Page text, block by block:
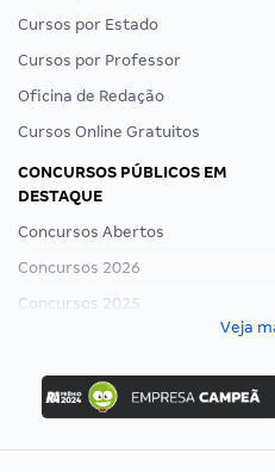
Cursos por Estado
Cursos por Professor
Oficina de Redação
Cursos Online Gratuitos
CONCURSOS PÚBLICOS EM
DESTAQUE
Concursos Abertos
Concursos 2026
Concursos 2025
Concurso Ibama
Concurso MPU
Editais publicados
Veja